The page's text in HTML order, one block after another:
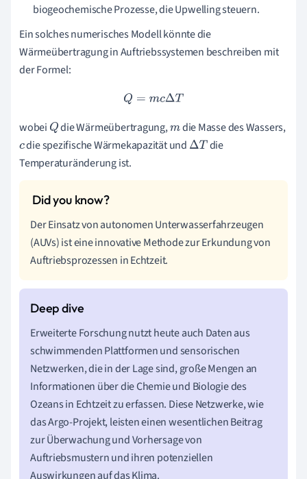
biogeochemische Prozesse, die Upwelling steuern.
Ein solches numerisches Modell könnte die
Wärmeübertragung in Auftriebssystemen beschreiben mit
der Formel:
Q= mcΔT
wobei Q die Wärmeübertragung,mdie Masse des Wassers,
cdie spezifische Wärmekapazität und ΔT die
Temperaturänderung ist.
Der Einsatz von autonomen Unterwasserfahrzeugen
(AUVs) ist eine innovative Methode zur Erkundung von
Auftriebsprozessen in Echtzeit.
Erweiterte Forschung nutzt heute auch Daten aus
schwimmenden Plattformen und sensorischen
Netzwerken, die in der Lage sind, große Mengen an
Informationen über die Chemie und Biologie des
Ozeans in Echtzeit zu erfassen. Diese Netzwerke, wie
das Argo-Projekt, leisten einen wesentlichen Beitrag
zur Überwachung und Vorhersage von
Auftriebsmustern und ihren potenziellen
Auswirkungen auf das Klima.